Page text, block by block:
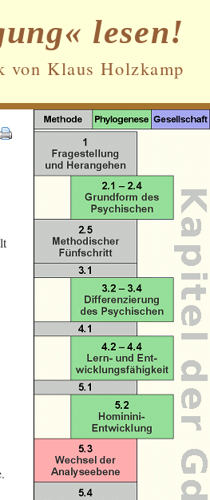
lesen!
von Klaus Holzkamp
Datenschutz und Cookies: Diese Website
verwendet Cookies. Wenn du die Website
weiterhin nutzt, stimmst du der
Verwendung von Cookies zu.
Weitere Informationen, beispielsweise zur
Kontrolle von Cookies, findest du hier:
Cookie-Richtlinie